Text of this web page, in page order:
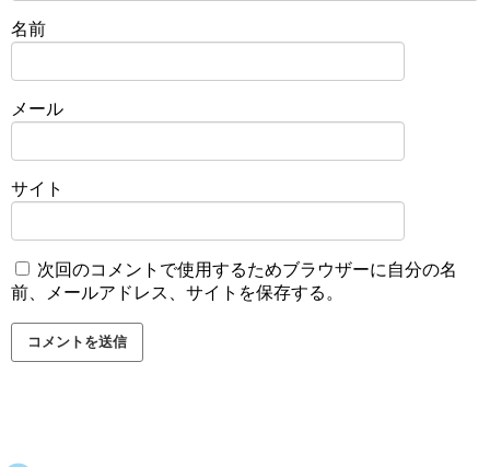
名前
メール
サイト
次回のコメントで使用するためブラウザーに自分の名
前、メールアドレス、サイトを保存する。